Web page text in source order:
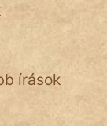
írások